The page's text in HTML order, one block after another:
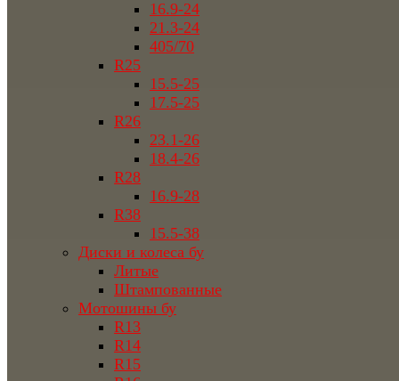
16.9-24
21.3-24
405/70
R25
15.5-25
17.5-25
R26
23.1-26
18.4-26
R28
16.9-28
R38
15.5-38
Диски и колеса бу
Литые
Штампованные
Мотошины бу
R13
R14
R15